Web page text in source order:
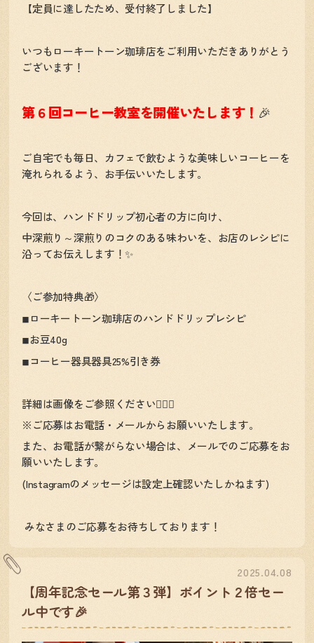
【定員に達したため、受付終了しました】
いつもローキートーン珈琲店をご利用いただきありがとう
ございます！
第６回コーヒー教室を開催いたします！ 🎉
ご自宅でも毎日、カフェで飲むような美味しいコーヒーを
淹れられるよう、お手伝いいたします。
今回は、ハンドドリップ初心者の方に向け、
中深煎り～深煎りのコクのある味わいを、お店のレシピに
沿ってお伝えします！✨
〈ご参加特典🎁〉
◾︎ローキートーン珈琲店のハンドドリップレシピ
◾︎お豆40g
◾︎コーヒー器具器具25%引き券
詳細は画像をご参照ください💁‍♀️✨
※ご応募はお電話・メールからお願いいたします。
また、お電話が繋がらない場合は、メールでのご応募をお
願いいたします。
(Instagramのメッセージは設定上確認いたしかねます)
みなさまのご応募をお待ちしております！
2025.04.08
【周年記念セール第３弾】ポイント２倍セー
ル中です🎉